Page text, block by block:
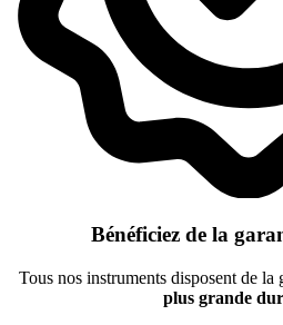
Bénéficiez de la
Tous nos instruments disposent de
plus grande